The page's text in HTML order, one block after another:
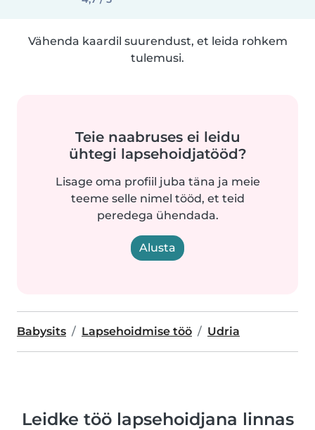
Vähenda kaardil suurendust, et leida rohkem
tulemusi.
Teie naabruses ei leidu
ühtegi lapsehoidjatööd?
Lisage oma profiil juba täna ja meie
teeme selle nimel tööd, et teid
peredega ühendada.
Alusta
Babysits Lapsehoidmise töö Udria
Leidke töö lapsehoidjana linnas